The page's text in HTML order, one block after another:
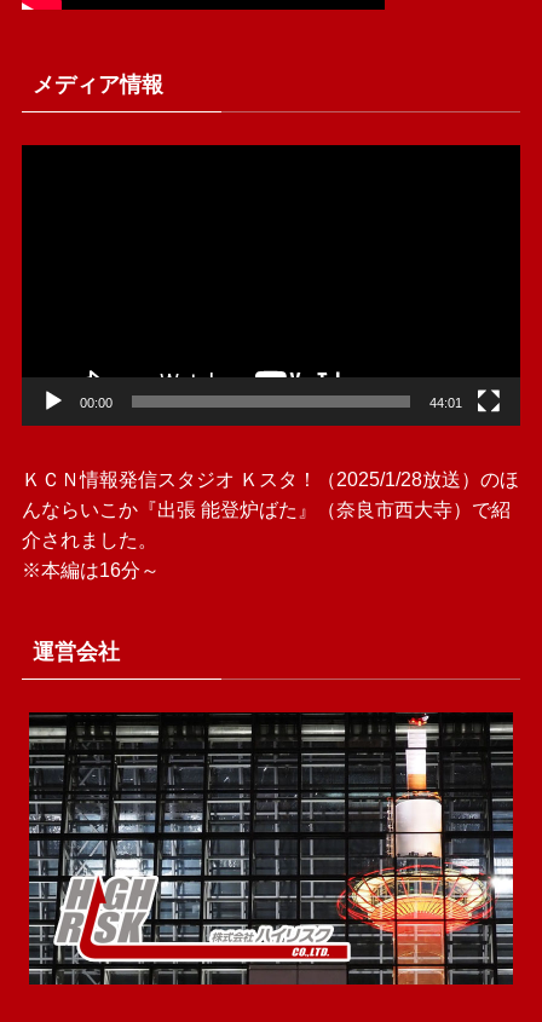
メディア情報
00:00 44:01
ＫＣＮ情報発信スタジオ Ｋスタ！（2025/1/28放送）のほ
んならいこか『出張 能登炉ばた』（奈良市西大寺）で紹
介されました。
※本編は16分～
運営会社